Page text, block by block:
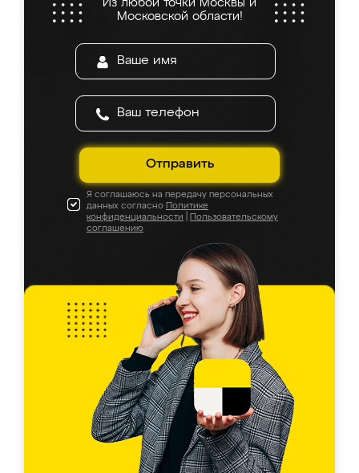
Из любой точки Москвы и
Московской области!
Отправить
Я соглашаюсь на передачу персональных
данных согласно Политике
конфиденциальности
Пользовательскому
соглашению